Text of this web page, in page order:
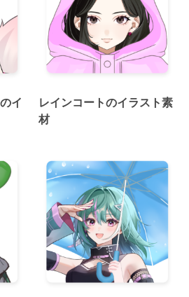
イ
レインコートのイラスト素
材